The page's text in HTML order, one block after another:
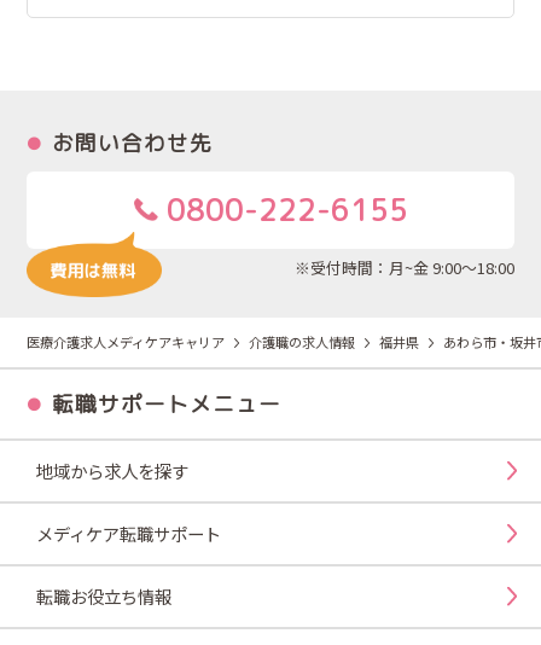
お問い合わせ先
0800-222-6155
※受付時間：月~金 9:00～18:00
医療介護求人メディケアキャリア 介護職の求人情報 福井県 あわら市・坂井
転職サポートメニュー
地域から求人を探す
メディケア転職サポート
転職お役立ち情報